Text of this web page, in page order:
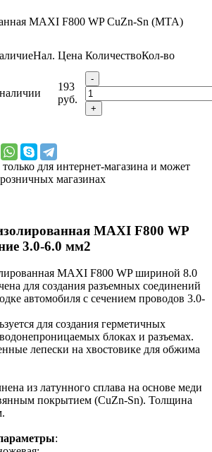
MAXI F800 WP CuZn-Sn (MTA)
Нал. Цена КоличествоКол-во
193
руб.
-
+
для интернет-магазина и может
магазинах
MAXI F800 WP
3.0-6.0 мм2
MAXI F800 WP шириной 8.0
для создания разъемных соединений
автомобиля с сечением проводов 3.0-
для создания герметичных
блоках и разъемах.
лепески на хвостовике для обжима
из латунного сплава на основе меди
покрытием (CuZn-Sn). Толщина
: